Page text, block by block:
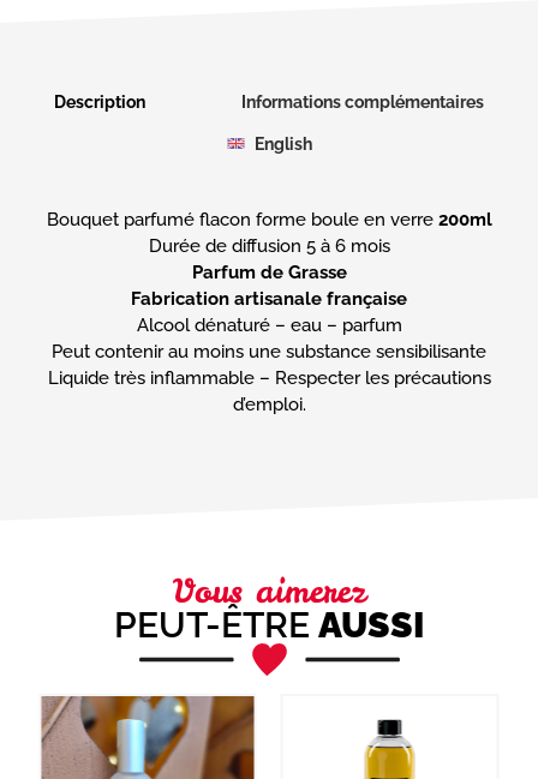
Description Informations complémentaires
English
Bouquet parfumé flacon forme boule en verre 200ml
Durée de diffusion 5 à 6 mois
Parfum de Grasse
Fabrication artisanale française
Alcool dénaturé – eau – parfum
Peut contenir au moins une substance sensibilisante
Liquide très inflammable – Respecter les précautions
d’emploi.
Vous aimerez
PEUT-ÊTRE AUSSI